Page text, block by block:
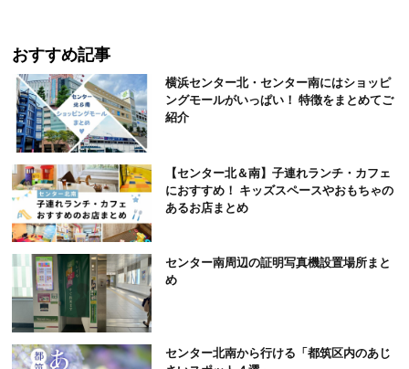
おすすめ記事
横浜センター北・センター南にはショッピ
ングモールがいっぱい！ 特徴をまとめてご
紹介
【センター北＆南】子連れランチ・カフェ
におすすめ！ キッズスペースやおもちゃの
あるお店まとめ
センター南周辺の証明写真機設置場所まと
め
センター北南から行ける「都筑区内のあじ